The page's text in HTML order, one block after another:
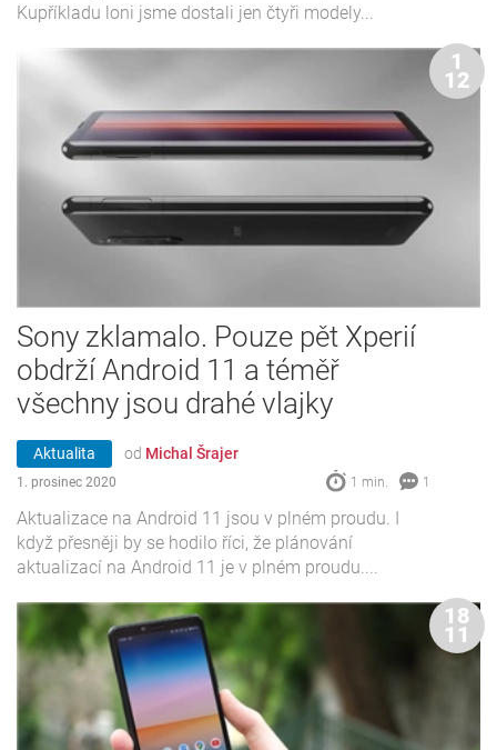
Kupříkladu loni jsme dostali jen čtyři modely...
Sony zklamalo. Pouze pět Xperií
obdrží Android 11 a téměř
všechny jsou drahé vlajky
Aktualita od Michal Šrajer
1. prosinec 2020 1 min. 1
Aktualizace na Android 11 jsou v plném proudu. I
když přesněji by se hodilo říci, že plánování
aktualizací na Android 11 je v plném proudu....
1
12
18
11